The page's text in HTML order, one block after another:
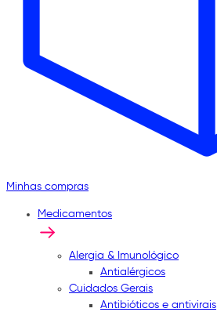
Minhas compras
Medicamentos
Alergia & Imunológico
Antialérgicos
Cuidados Gerais
Antibióticos e antivirais